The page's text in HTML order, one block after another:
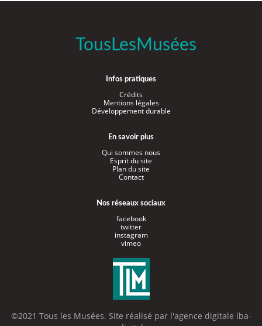
TousLesMusées
Infos pratiques
Crédits
Mentions légales
Développement durable
En savoir plus
Qui sommes nous
Esprit du site
Plan du site
Contact
Nos réseaux sociaux
facebook
twitter
instagram
vimeo
©2021 Tous les Musées. Site réalisé par l'agence digitale lba-